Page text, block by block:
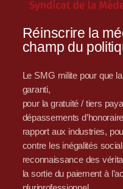
Réinscrire la
champ du
Le SMG milite pour que
garanti,
pour la gratuité / tiers
dépassements
rapport aux industries,
contre les inégalités
reconnaissance des
la sortie du paiement à